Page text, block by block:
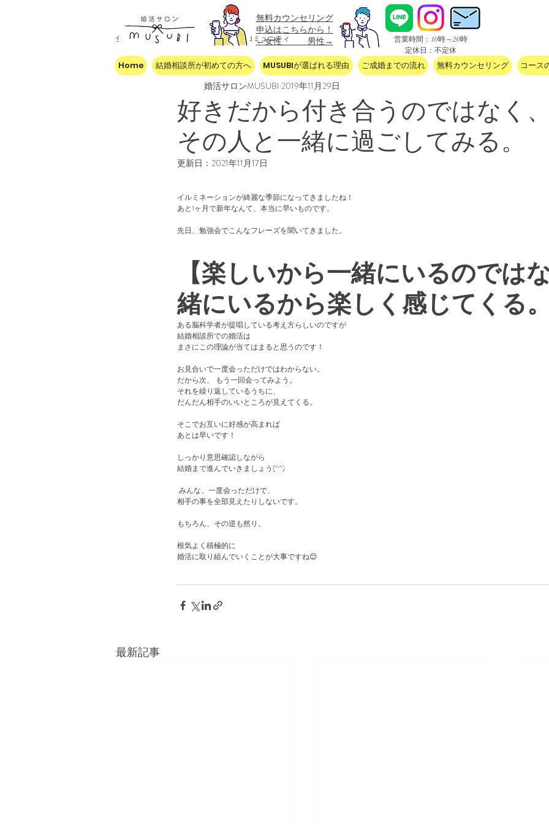
無料カウンセリング
​申込はこちらから！
←女性 男性→
​営業時間：10時～20時
定休日：不定休
Home 結婚相談所が初めての方へ MUSUBIが選ばれる理由 ご成婚までの流れ 無料カウンセリング コース
全ての記事 今すぐ始める コミュニティ
好きだから付き合うのではなく
その人と一緒に過ごしてみる。
婚活サロンMUSUBI 2019年11月29日
更新日： 2021年11月17日
イルミネーションが綺麗な季節になってきましたね！
あと1ヶ月で新年なんて、本当に早いものです。
先日、勉強会でこんなフレーズを聞いてきました。
【楽しいから一緒にいるのでは
緒にいるから楽しく感じてくる
ある脳科学者が提唱している考え方らしいのですが
結婚相談所での婚活は
まさにこの理論が当てはまると思うのです！
お見合いで一度会っただけではわからない。
だから次、 もう一回会ってみよう。
それを繰り返しているうちに、
だんだん相手のいいところが見えてくる。
そこでお互いに好感が高まれば
あとは早いです！
しっかり意思確認しながら
結婚まで進んでいきましょう(^^)
みんな、一度会っただけで、
相手の事を全部見えたりしないです。
もちろん、その逆も然り。
根気よく積極的に
婚活に取り組んでいくことが大事ですね😊
最新記事